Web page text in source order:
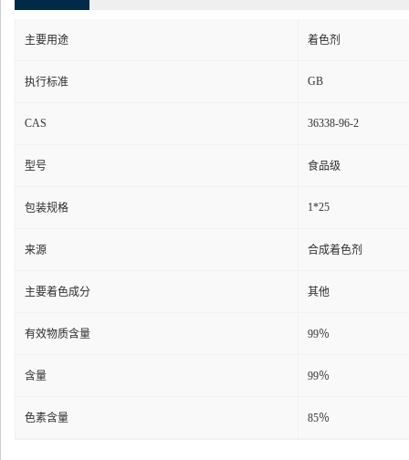
主要用途 着色剂
执行标准 GB
CAS 36338-96-2
型号 食品级
包装规格 1*25
来源 合成着色剂
主要着色成分 其他
有效物质含量 99％
含量 99％
色素含量 85％